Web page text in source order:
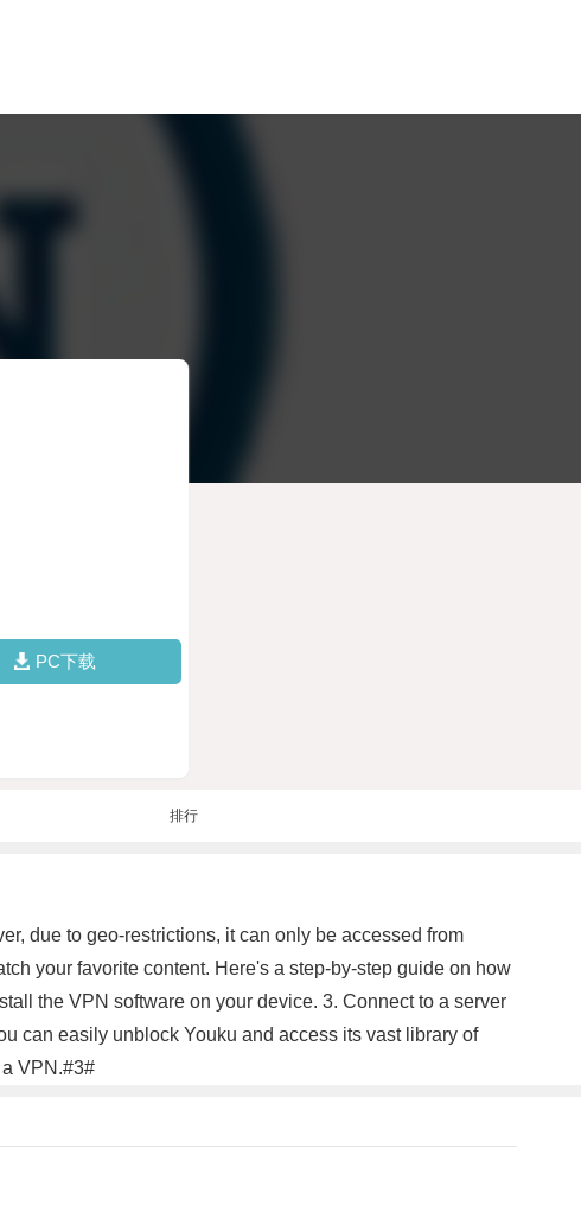
PC下载
排行
due to geo-restrictions, it can only be accessed from
your favorite content. Here's a step-by-step guide on how
the VPN software on your device. 3. Connect to a server
can easily unblock Youku and access its vast library of
VPN.#3#